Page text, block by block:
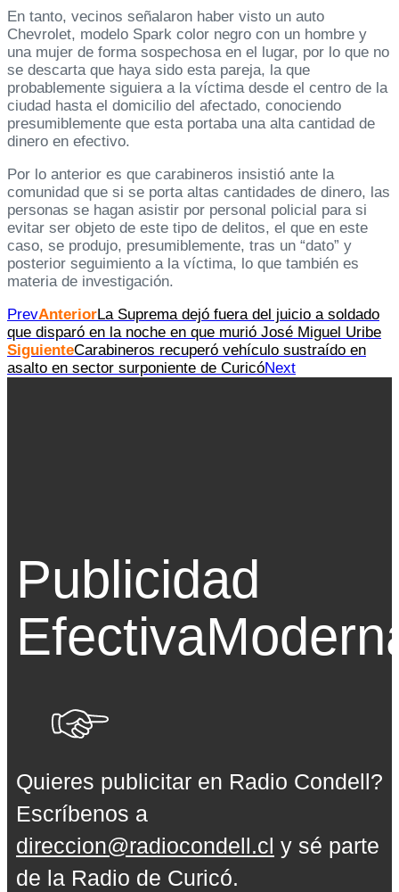
En tanto, vecinos señalaron haber visto un auto
Chevrolet, modelo Spark color negro con un hombre y
una mujer de forma sospechosa en el lugar, por lo que no
se descarta que haya sido esta pareja, la que
probablemente siguiera a la víctima desde el centro de la
ciudad hasta el domicilio del afectado, conociendo
presumiblemente que esta portaba una alta cantidad de
dinero en efectivo.
Por lo anterior es que carabineros insistió ante la
comunidad que si se porta altas cantidades de dinero, las
personas se hagan asistir por personal policial para si
evitar ser objeto de este tipo de delitos, el que en este
caso, se produjo, presumiblemente, tras un “dato” y
posterior seguimiento a la víctima, lo que también es
materia de investigación.
PrevAnteriorLa Suprema dejó fuera del juicio a soldado
que disparó en la noche en que murió José Miguel Uribe
SiguienteCarabineros recuperó vehículo sustraído en
asalto en sector surponiente de CuricóNext
Publicidad
Efectiva
Quieres publicitar en Radio Condell?
Escríbenos a
direccion@radiocondell.cl y sé parte
de la Radio de Curicó.